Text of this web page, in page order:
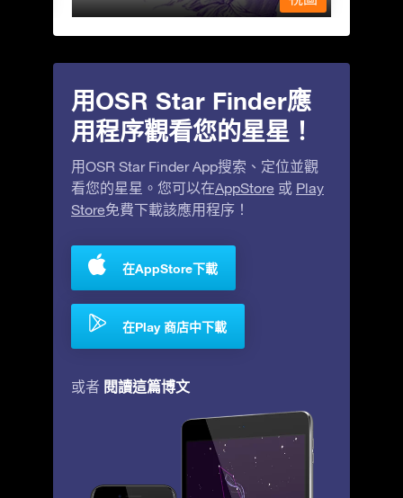
用OSR Star Finder應
用程序觀看您的星星！
用OSR Star Finder App搜索、定位並觀
看您的星星。您可以在AppStore 或 Play
Store免費下載該應用程序！
在AppStore下載
在Play 商店中下載
或者 閱讀這篇博文